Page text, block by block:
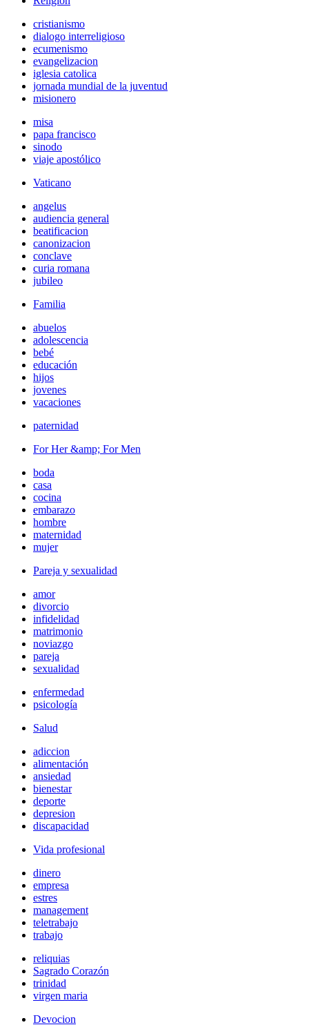
cristianismo
dialogo interreligioso
ecumenismo
evangelizacion
iglesia catolica
jornada mundial de la juventud
misionero
misa
papa francisco
sinodo
viaje apostólico
Vaticano
angelus
audiencia general
beatificacion
canonizacion
conclave
curia romana
jubileo
Familia
abuelos
adolescencia
bebé
educación
hijos
jovenes
vacaciones
paternidad
For Her &amp; For Men
boda
casa
cocina
embarazo
hombre
maternidad
mujer
Pareja y sexualidad
amor
divorcio
infidelidad
matrimonio
noviazgo
pareja
sexualidad
enfermedad
psicología
Salud
adiccion
alimentación
ansiedad
bienestar
deporte
depresion
discapacidad
Vida profesional
dinero
empresa
estres
management
teletrabajo
trabajo
reliquias
Sagrado Corazón
trinidad
virgen maria
Devocion